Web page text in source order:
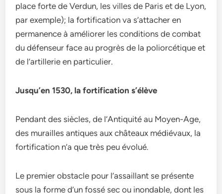
place forte de Verdun, les villes de Paris et de Lyon,
par exemple); la fortification va s’attacher en
permanence à améliorer les conditions de combat
du défenseur face au progrès de la poliorcétique et
de l’artillerie en particulier.
Jusqu’en 1530, la fortification s’élève
Pendant des siècles, de l’Antiquité au Moyen-Age,
des murailles antiques aux châteaux médiévaux, la
fortification n’a que très peu évolué.
Le premier obstacle pour l’assaillant se présente
sous la forme d’un fossé sec ou inondable, dont les